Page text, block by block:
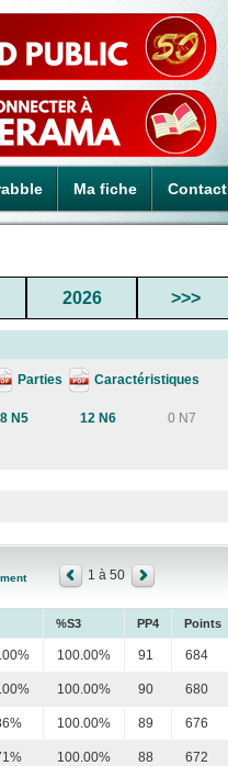
Ma fiche Contact
2026 >>>
Parties Caractéristiques
N5 12 N6 0 N7
1 à 50
%S3 PP4 Points
100.00% 91 684
100.00% 90 680
100.00% 89 676
100.00% 88 672